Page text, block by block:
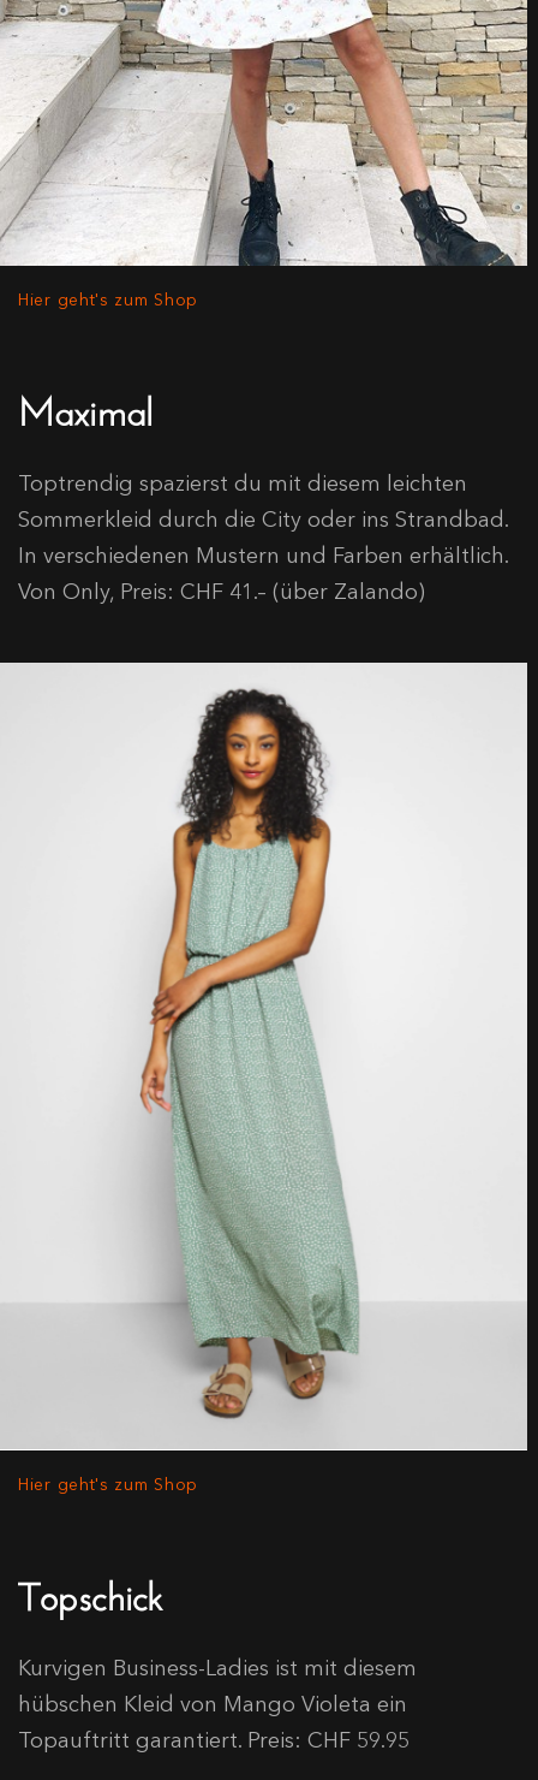
Hier geht's zum Shop
Maximal
Toptrendig spazierst du mit diesem leichten
Sommerkleid durch die City oder ins Strandbad.
In verschiedenen Mustern und Farben erhältlich.
Von Only, Preis: CHF 41.– (über Zalando)
Hier geht's zum Shop
Topschick
Kurvigen Business-Ladies ist mit diesem
hübschen Kleid von Mango Violeta ein
Topauftritt garantiert. Preis: CHF 59.95